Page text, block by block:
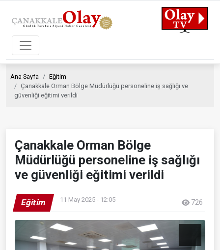
Ana Sayfa
Eğitim
Çanakkale Orman Bölge Müdürlüğü personeline iş sağlığı ve
güvenliği eğitimi verildi
Çanakkale Orman Bölge
Müdürlüğü personeline iş sağlığı
ve güvenliği eğitimi verildi
Eğitim 11 May 2025 - 12:05 726